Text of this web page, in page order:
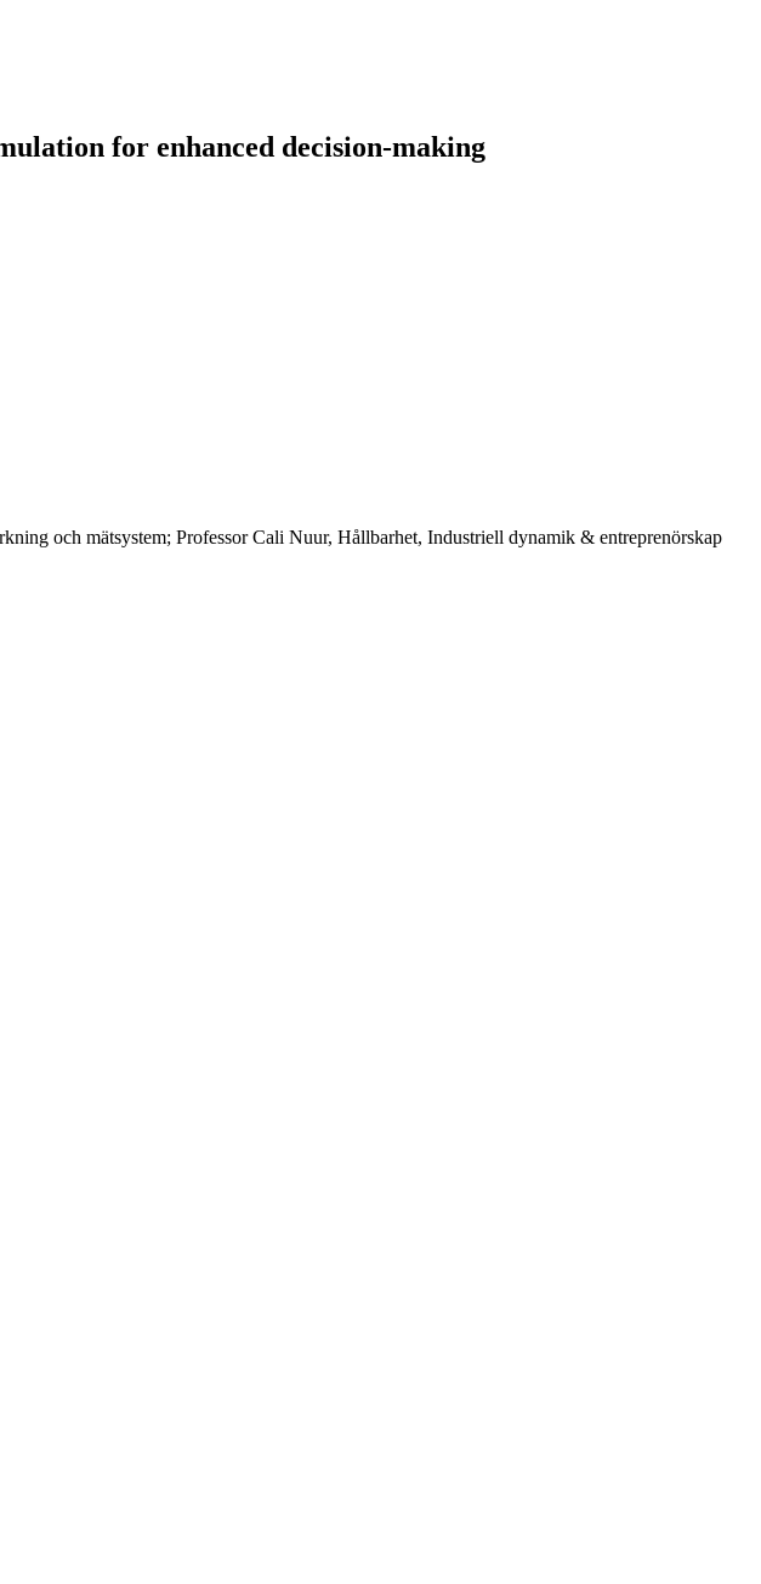
for enhanced decision-making
och mätsystem; Professor Cali Nuur, Hållbarhet, Industriell dynamik & entreprenörskap